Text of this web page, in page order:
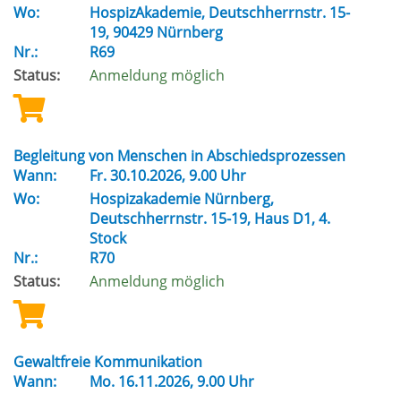
Wo:
HospizAkademie, Deutschherrnstr. 15-
19, 90429 Nürnberg
Nr.:
R69
Status:
Anmeldung möglich
Begleitung von Menschen in Abschiedsprozessen
Wann:
Fr.30.10.2026, 9.00 Uhr
Wo:
Hospizakademie Nürnberg,
Deutschherrnstr. 15-19, Haus D1, 4.
Stock
Nr.:
R70
Status:
Anmeldung möglich
Gewaltfreie Kommunikation
Wann:
Mo. 16.11.2026, 9.00 Uhr